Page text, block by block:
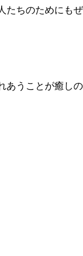
たちのためにもぜ
あうことが癒しの